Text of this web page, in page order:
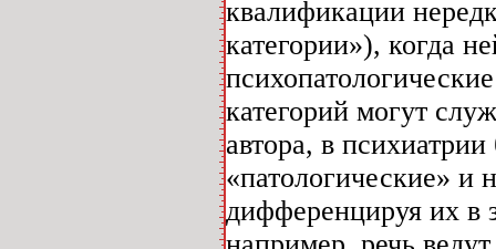
квалификации
категории»), когда
категорий могут
автора, в
«патологические» и
дифференцируя их в